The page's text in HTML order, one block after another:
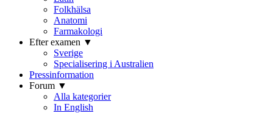
Folkhälsa
Anatomi
Farmakologi
Efter examen ▼
Sverige
Specialisering i Australien
Pressinformation
Forum ▼
Alla kategorier
In English